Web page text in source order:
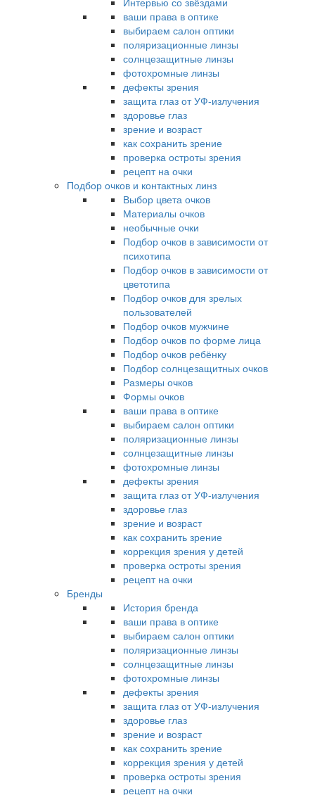
ваши права в оптике
выбираем салон оптики
поляризационные линзы
солнцезащитные линзы
фотохромные линзы
дефекты зрения
защита глаз от УФ-излучения
здоровье глаз
зрение и возраст
как сохранить зрение
проверка остроты зрения
рецепт на очки
Подбор очков и контактных линз
Выбор цвета очков
Материалы очков
необычные очки
Подбор очков в зависимости от
психотипа
Подбор очков в зависимости от
цветотипа
Подбор очков для зрелых
пользователей
Подбор очков мужчине
Подбор очков по форме лица
Подбор очков ребёнку
Подбор солнцезащитных очков
Размеры очков
Формы очков
ваши права в оптике
выбираем салон оптики
поляризационные линзы
солнцезащитные линзы
фотохромные линзы
дефекты зрения
защита глаз от УФ-излучения
здоровье глаз
зрение и возраст
как сохранить зрение
коррекция зрения у детей
проверка остроты зрения
рецепт на очки
Бренды
История бренда
ваши права в оптике
выбираем салон оптики
поляризационные линзы
солнцезащитные линзы
фотохромные линзы
дефекты зрения
защита глаз от УФ-излучения
здоровье глаз
зрение и возраст
как сохранить зрение
коррекция зрения у детей
проверка остроты зрения
рецепт на очки